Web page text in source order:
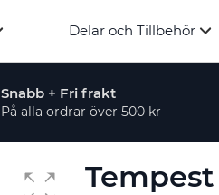
Delar och Tillbehör
Snabb + Fri frakt
På alla ordrar över 500 kr